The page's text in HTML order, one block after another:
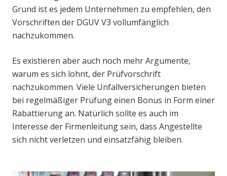
Grund ist es jedem Unternehmen zu empfehlen, den
Vorschriften der DGUV V3 vollumfänglich
nachzukommen.
Es existieren aber auch noch mehr Argumente,
warum es sich lohnt, der Prüfvorschrift
nachzukommen. Viele Unfallversicherungen bieten
bei regelmäßiger Prüfung einen Bonus in Form einer
Rabattierung an. Natürlich sollte es auch im
Interesse der Firmenleitung sein, dass Angestellte
sich nicht verletzen und einsatzfähig bleiben.